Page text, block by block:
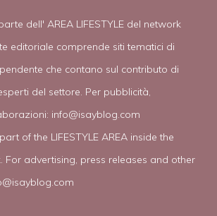
dell' AREA LIFESTYLE del network
editoriale comprende siti tematici di
che contano sul contributo di
del settore. Per pubblicità,
info@isayblog.com
of the LIFESTYLE AREA inside the
For advertising, press releases and other